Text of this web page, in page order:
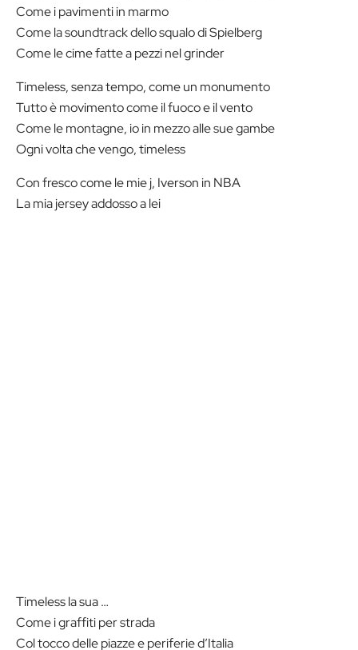
Come i pavimenti in marmo
Come la soundtrack dello squalo di Spielberg
Come le cime fatte a pezzi nel grinder
Timeless, senza tempo, come un monumento
Tutto è movimento come il fuoco e il vento
Come le montagne, io in mezzo alle sue gambe
Ogni volta che vengo, timeless
Con fresco come le mie j, Iverson in NBA
La mia jersey addosso a lei
Timeless la sua …
Come i graffiti per strada
Col tocco delle piazze e periferie d’Italia